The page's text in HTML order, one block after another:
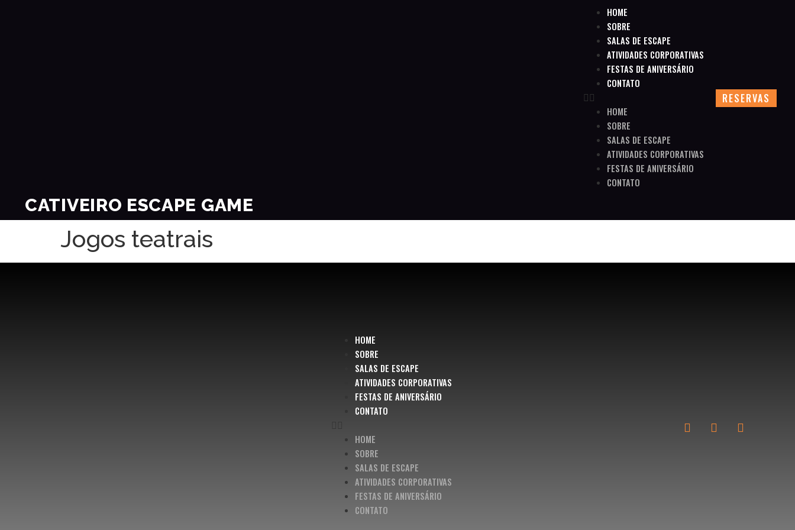
HOME
SOBRE
SALAS DE ESCAPE
ATIVIDADES CORPORATIVAS
FESTAS DE ANIVERSÁRIO
CONTATO
HOME
SOBRE
SALAS DE ESCAPE
ATIVIDADES CORPORATIVAS
FESTAS DE ANIVERSÁRIO
CONTATO
RESERVAS
CATIVEIRO ESCAPE GAME
Jogos teatrais
HOME
SOBRE
SALAS DE ESCAPE
ATIVIDADES CORPORATIVAS
FESTAS DE ANIVERSÁRIO
CONTATO
HOME
SOBRE
SALAS DE ESCAPE
ATIVIDADES CORPORATIVAS
FESTAS DE ANIVERSÁRIO
CONTATO